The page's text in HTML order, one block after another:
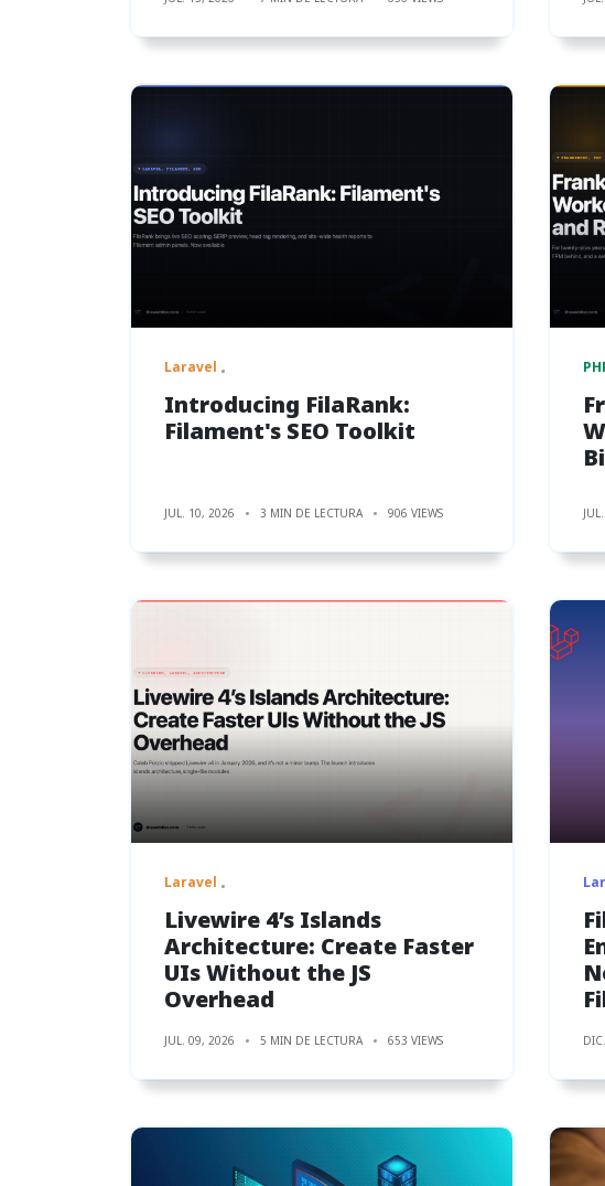
Laravel
Introducing FilaRank:
Filament's SEO Toolkit
JUL. 10, 2026 3 MIN DE LECTURA 906 VIEWS
Laravel
Livewire 4’s Islands
Architecture: Create Faster
UIs Without the JS
Overhead
JUL. 09, 2026 5 MIN DE LECTURA 653 VIEWS